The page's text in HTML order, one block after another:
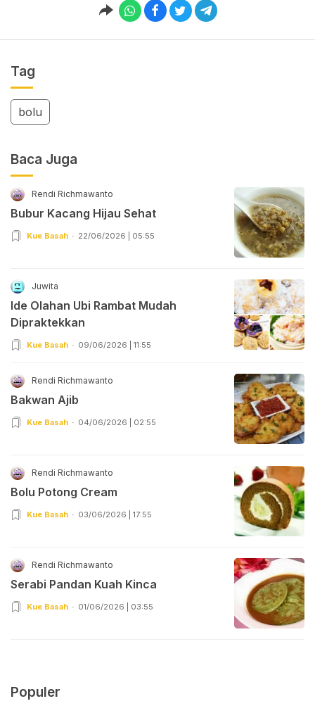
Tag
bolu
Baca Juga
Rendi Richmawanto
Bubur Kacang Hijau Sehat
Kue Basah 22/06/2026 | 05:55
Juwita
Ide Olahan Ubi Rambat Mudah
Dipraktekkan
Kue Basah 09/06/2026 | 11:55
Rendi Richmawanto
Bakwan Ajib
Kue Basah 04/06/2026 | 02:55
Rendi Richmawanto
Bolu Potong Cream
Kue Basah 03/06/2026 | 17:55
Rendi Richmawanto
Serabi Pandan Kuah Kinca
Kue Basah 01/06/2026 | 03:55
Populer